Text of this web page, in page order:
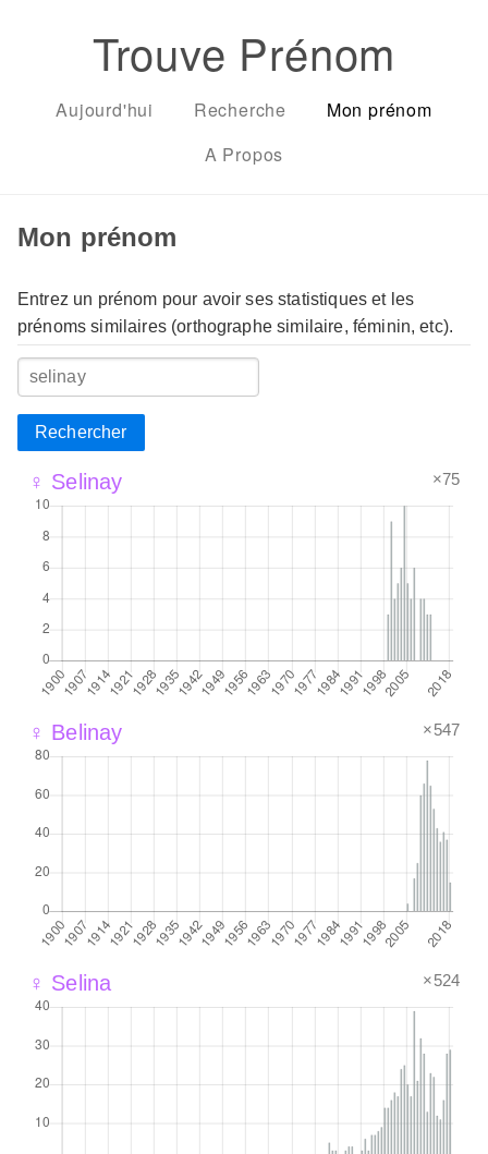
Trouve Prénom
Aujourd'hui Recherche
Mon prénom
A Propos
Mon prénom
Entrez un prénom pour avoir ses statistiques et les
prénoms similaires (orthographe similaire, féminin, etc).
Rechercher
♀ Selinay ×75
♀ Belinay ×547
♀ Selina ×524